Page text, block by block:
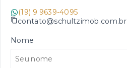
(19) 9 9639-4095
contato@schultzimob.com.br
Nome